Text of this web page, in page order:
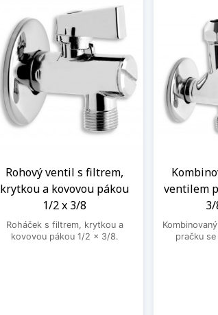
Rohový ventil s filtrem,
krytkou a kovovou pákou
1/2 x 3/8
Roháček s filtrem, krytkou a
kovovou pákou 1/2 x 3/8.
ventilem
pračku